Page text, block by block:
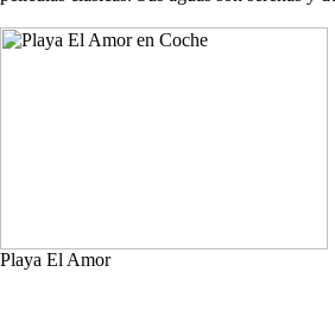
Playa El Amor